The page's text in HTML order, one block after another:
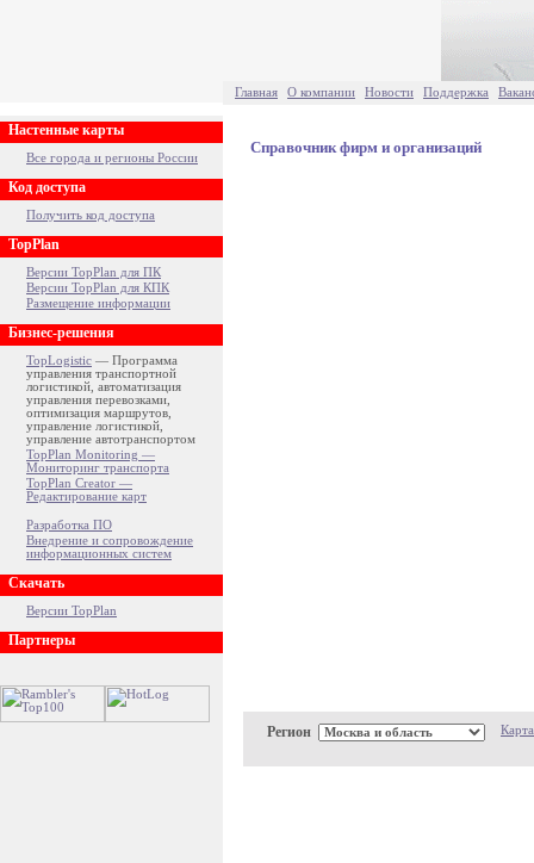
Главная О компании Новости Поддержка
Настенные карты
Все города и регионы России
Код доступа
Получить код доступа
TopPlan
Версии TopPlan для ПК
Версии TopPlan для КПК
Размещение информации
Бизнес-решения
TopLogistic — Программа
управления транспортной
логистикой, автоматизация
управления перевозками,
оптимизация маршрутов,
управление логистикой,
управление автотранспортом
TopPlan Monitoring —
Мониторинг транспорта
TopPlan Creator —
Редактирование карт
Разработка ПО
Внедрение и сопровождение
информационных систем
Скачать
Версии TopPlan
Партнеры
Справочник фирм и организаций
Регион Карта